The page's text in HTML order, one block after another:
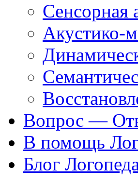
Сенсорная
Акустико-
Вопрос —
В помощь
Блог